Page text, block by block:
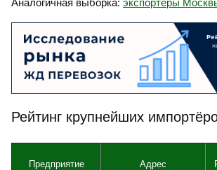
Аналогичная выборка: экспортёры
Рейтинг крупнейших
Предприятие Адрес